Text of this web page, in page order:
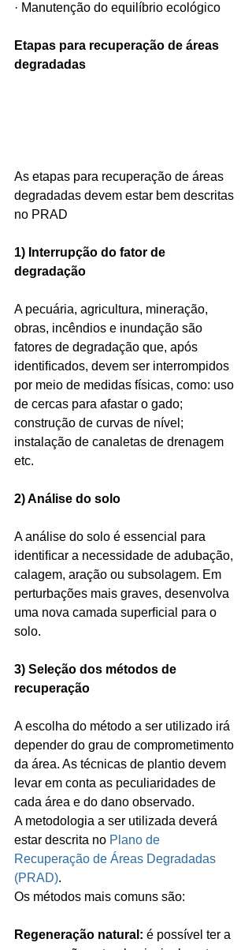
· Manutenção do equilíbrio ecológico
Etapas para recuperação de áreas
degradadas
As etapas para recuperação de áreas
degradadas devem estar bem descritas
no PRAD
1) Interrupção do fator de
degradação
A pecuária, agricultura, mineração,
obras, incêndios e inundação são
fatores de degradação que, após
identiﬁcados, devem ser interrompidos
por meio de medidas físicas, como: uso
de cercas para afastar o gado;
construção de curvas de nível;
instalação de canaletas de drenagem
etc.
2) Análise do solo
A análise do solo é essencial para
identiﬁcar a necessidade de adubação,
calagem, aração ou subsolagem. Em
perturbações mais graves, desenvolva
uma nova camada superﬁcial para o
solo.
3) Seleção dos métodos de
recuperação
A escolha do método a ser utilizado irá
depender do grau de comprometimento
da área. As técnicas de plantio devem
levar em conta as peculiaridades de
cada área e do dano observado.
A metodologia a ser utilizada deverá
estar descrita no Plano de
Recuperação de Áreas Degradadas
(PRAD).
Os métodos mais comuns são:
Regeneração natural: é possível ter a